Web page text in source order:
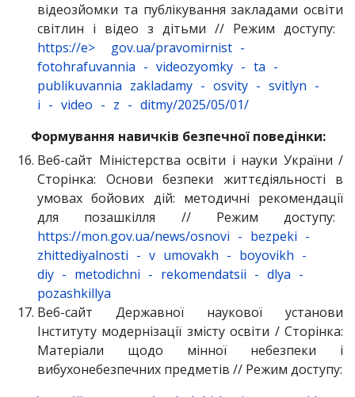
відеозйомки та публікування закладами освіти
світлин і відео з дітьми // Режим доступу:
https://e>
gov.ua/pravomirnist -
fotohrafuvannia - videozyomky - ta -
publikuvannia zakladamy - osvity - svitlyn -
i - video - z - ditmy/2025/05/01/
Формування навичків безпечної поведінки:
Веб-сайт Міністерства освіти і науки України /
Сторінка: Основи безпеки життєдіяльності в
умовах бойових дій: методичні рекомендації
для позашкілля // Режим доступу:
https://mon.gov.ua/news/osnovi - bezpeki -
zhittediyalnosti - v umovakh - boyovikh -
diy - metodichni - rekomendatsii - dlya -
pozashkillya
Веб-сайт Державної наукової установи
Інституту модернізації змісту освіти / Сторінка:
Матеріали щодо мінної небезпеки і
вибухонебезпечних предметів // Режим доступу: